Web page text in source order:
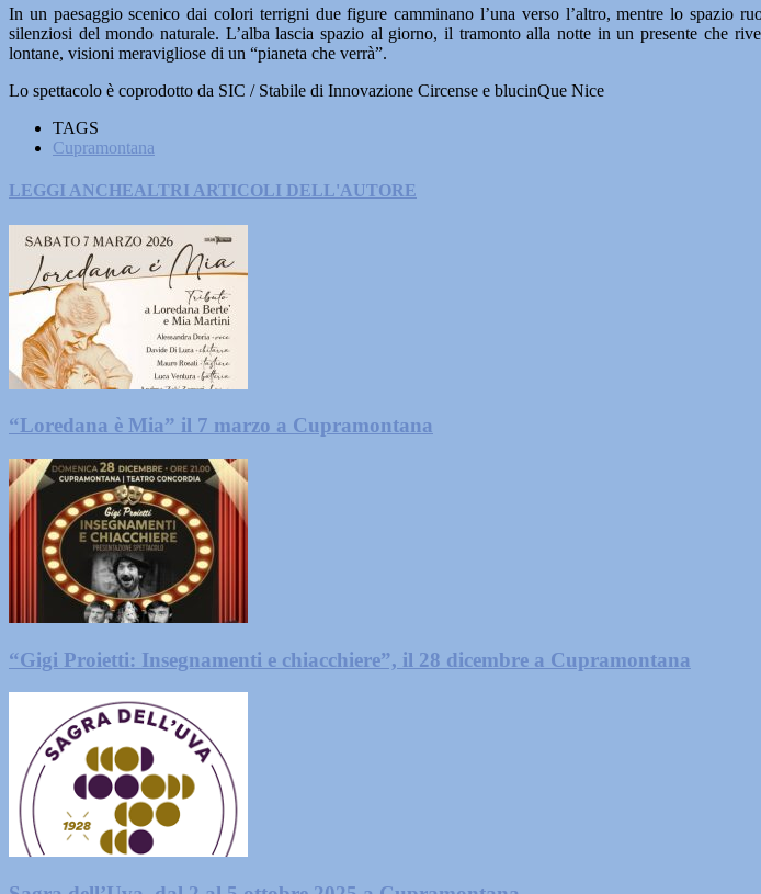
In un paesaggio scenico dai colori terrigni due figure camminano l’una verso l’altro, mentre lo spazio
silenziosi del mondo naturale. L’alba lascia spazio al giorno, il tramonto alla notte in un presente che
lontane, visioni meravigliose di un “pianeta che verrà”.
Lo spettacolo è coprodotto da SIC / Stabile di Innovazione Circense e blucinQue Nice
TAGS
Cupramontana
LEGGI ANCHEALTRI ARTICOLI DELL'AUTORE
“Loredana è Mia” il 7 marzo a Cupramontana
“Gigi Proietti: Insegnamenti e chiacchiere”, il 28 dicembre a Cupramontana